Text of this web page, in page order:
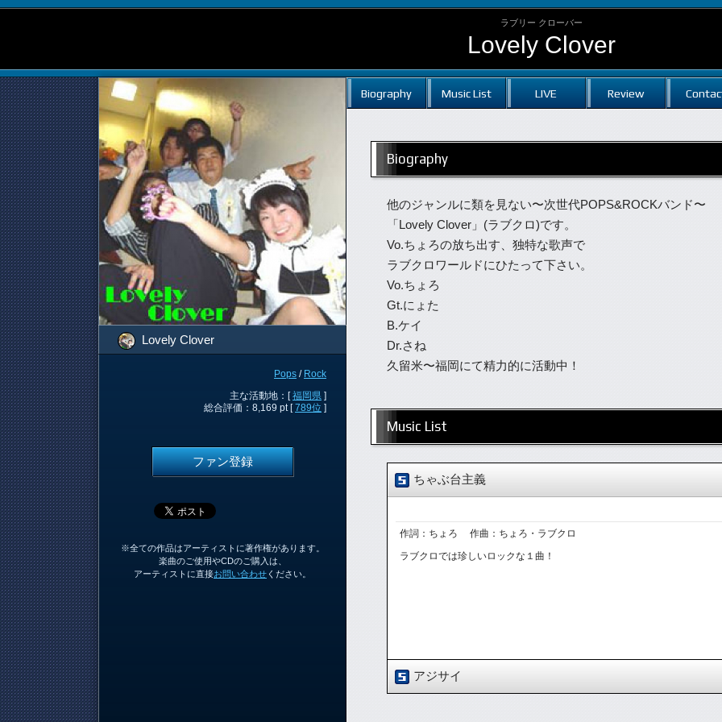
ラブリー クローバー
Lovely Clover
Lovely Clover
Pops / Rock
主な活動地：[福岡県 ]
総合評価：8,169 pt [789位 ]
ファン登録
※全ての作品はアーティストに著作権があります。
楽曲のご使用やCDのご購入は、
アーティストに直接お問い合わせ ください。
Biography Music List LIVE Review
Biography
他のジャンルに類を見ない〜次世代POPS&ROCKバンド〜
「Lovely Clover」(ラブクロ)です。
Vo.ちょろの放ち出す、独特な歌声で
ラブクロワールドにひたって下さい。
Vo.ちょろ
Gt.にょた
B.ケイ
Dr.さね
久留米〜福岡にて精力的に活動中！
Music List
ちゃぶ台主義
作詞：ちょろ 作曲：ちょろ・ラブクロ
ラブクロでは珍しいロックな１曲！
アジサイ